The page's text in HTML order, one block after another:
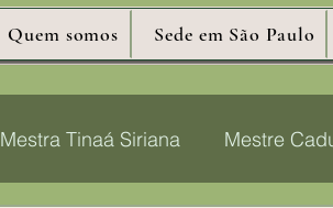
Quem somos Sede em São Paulo
Mestra Tinaá Siriana Mestre